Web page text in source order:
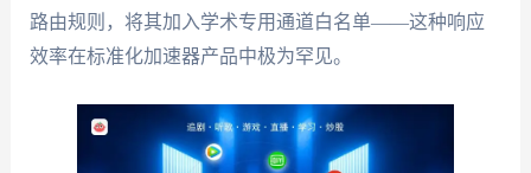
路由规则，将其加入学术专用通道白名单——这种响应
效率在标准化加速器产品中极为罕见。